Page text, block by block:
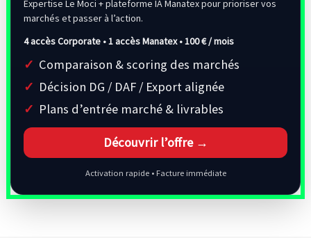
Expertise Le Moci + plateforme IA Manatex pour prioriser vos
marchés et passer à l’action.
4 accès Corporate • 1 accès Manatex •100 € / mois
Comparaison & scoring des marchés
Décision DG / DAF / Export alignée
Plans d’entrée marché & livrables
Découvrir l’offre →
Activation rapide • Facture immédiate